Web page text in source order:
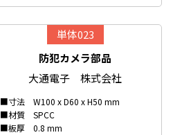
単体023
防犯カメラ部品
大通電子 株式会社
■寸法 W100 x D60 x H50 mm
■材質 SPCC
■板厚 0.8 mm